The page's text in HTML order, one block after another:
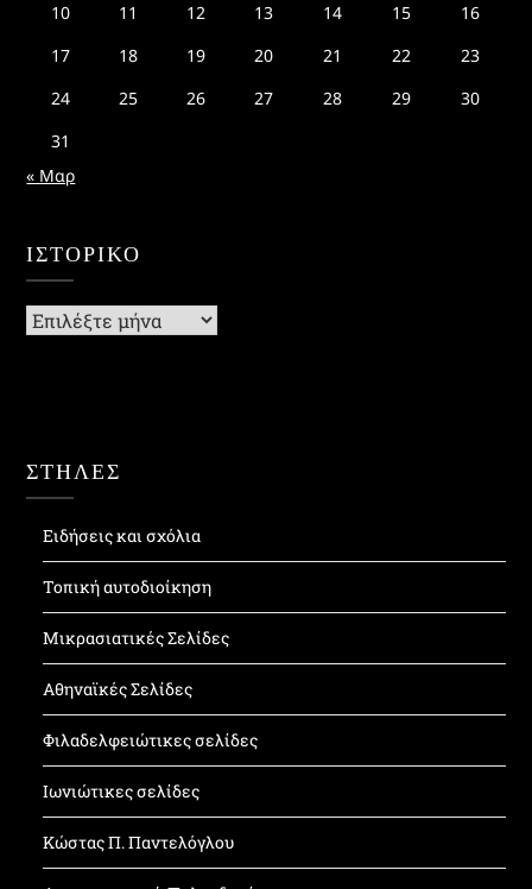
10
11 12 13 14 15
16
17
18 19 20 21 22
23
24
25 26 27 28 29
30
31
« Μαρ
ΙΣΤΟΡΙΚΌ
Ιστορικό
ΣΤΗΛΕΣ
Ειδήσεις και σχόλια
Τοπική αυτοδιοίκηση
Μικρασιατικές Σελίδες
Αθηναϊκές Σελίδες
Φιλαδελφειώτικες σελίδες
Ιωνιώτικες σελίδες
Κώστας Π. Παντελόγλου